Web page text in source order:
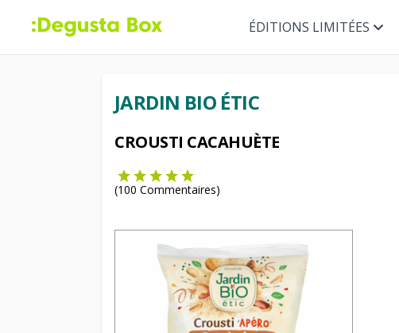
ÉDITIONS LIMITÉES
JARDIN BIO ÉTIC
CROUSTI CACAHUÈTE
(100 Commentaires)